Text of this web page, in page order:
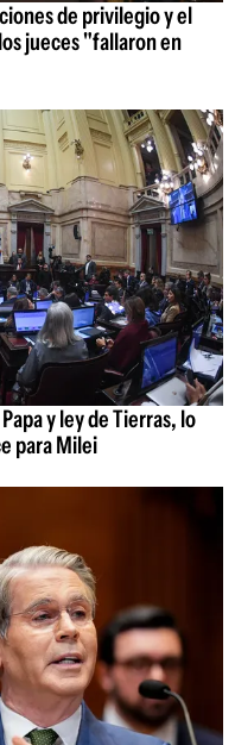
de privilegio y el
jueces "fallaron en
y ley de Tierras, lo
para Milei